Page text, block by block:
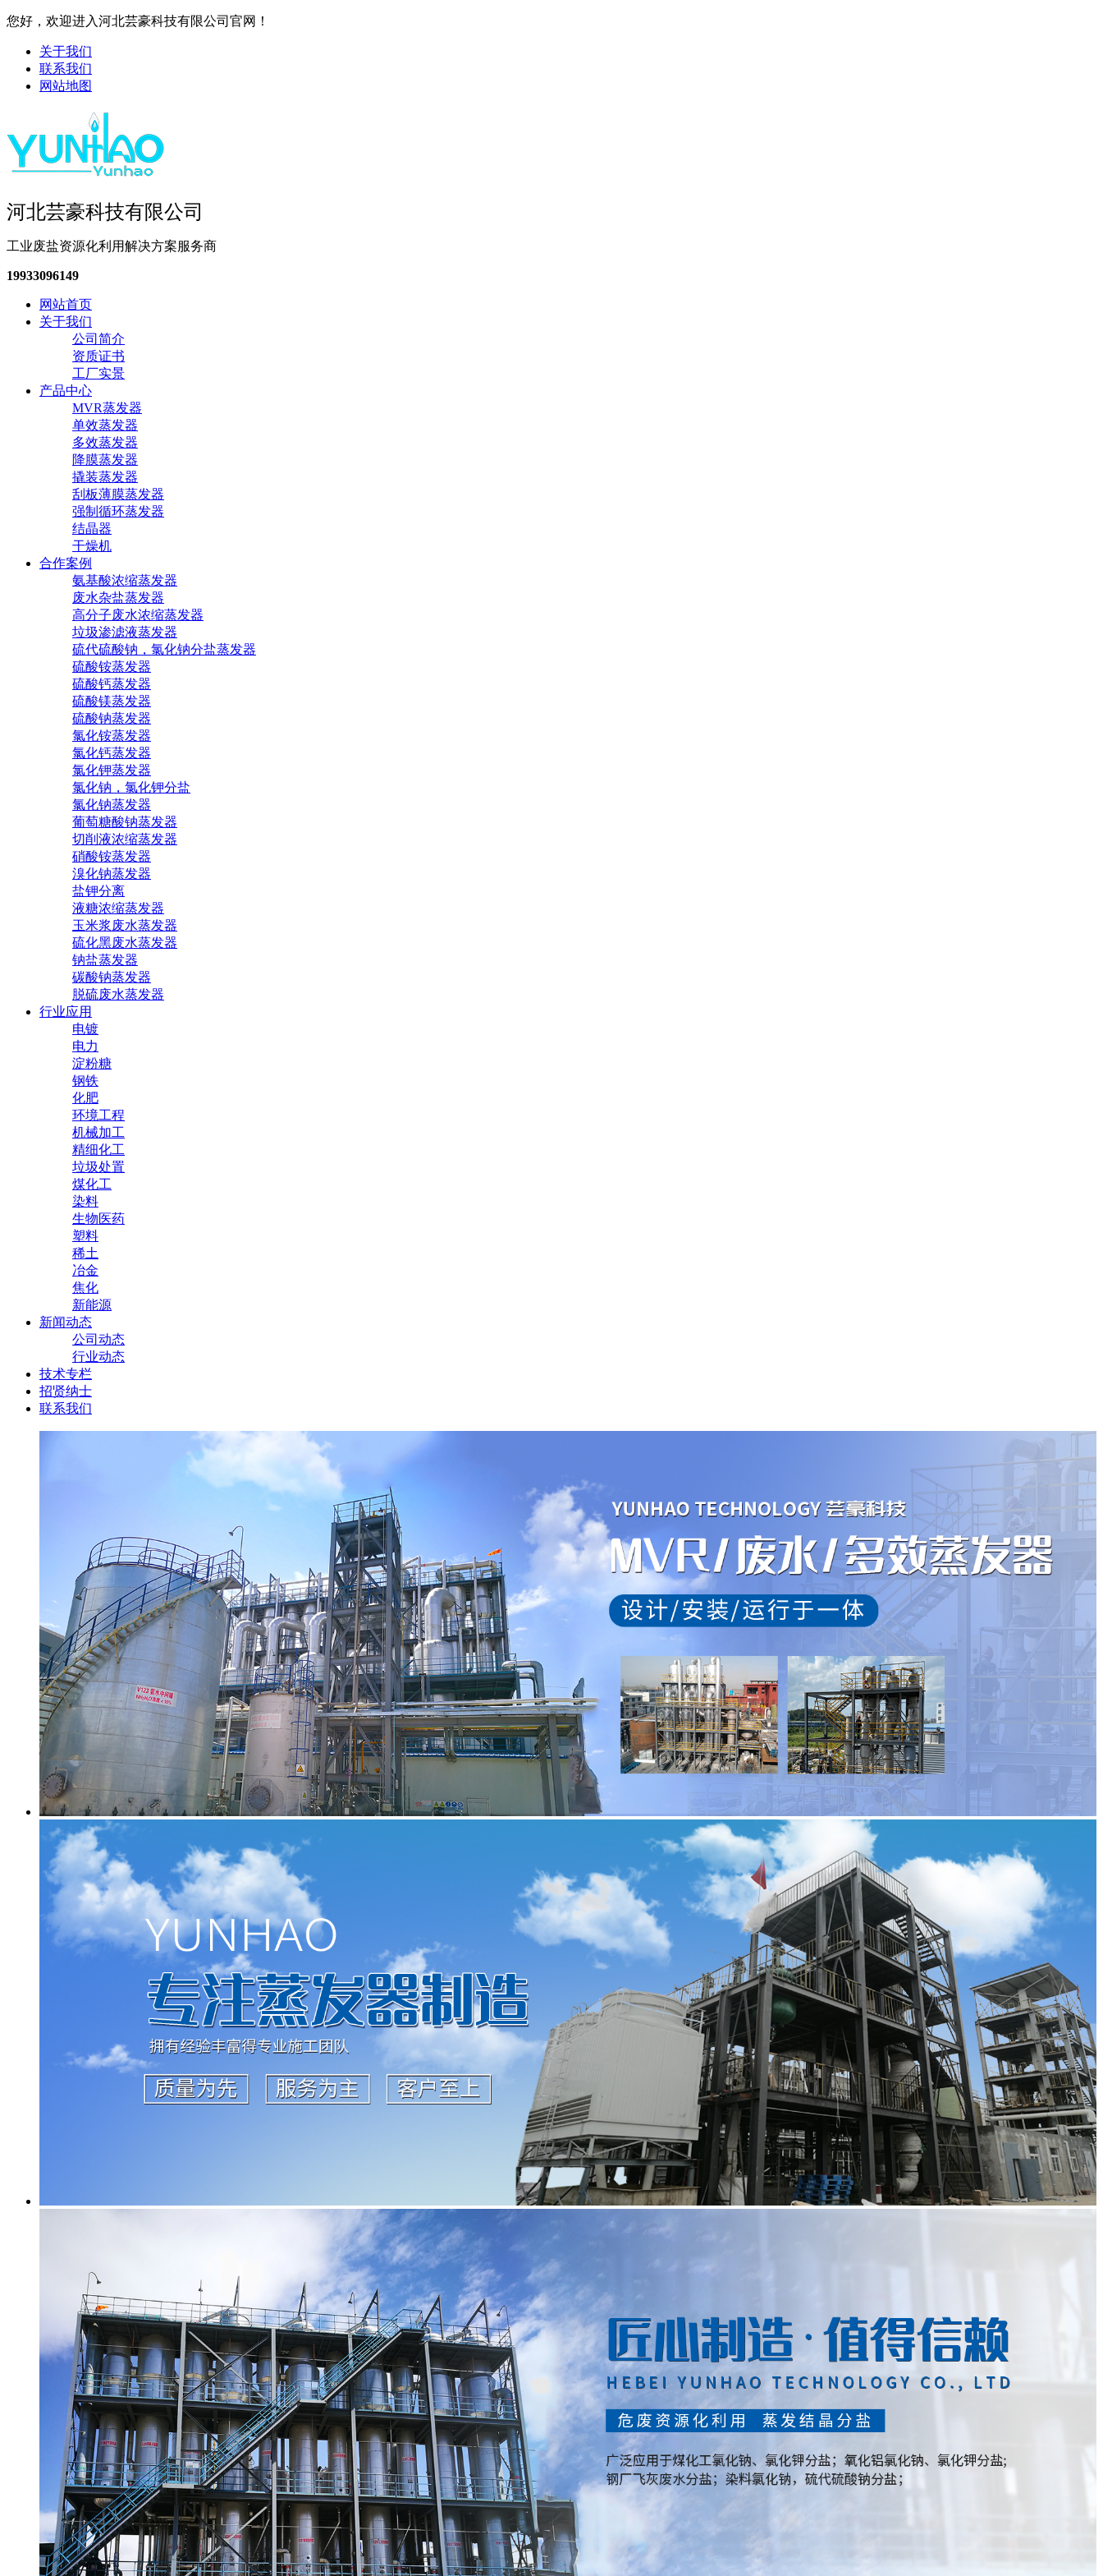
您好，欢迎进入河北芸豪科技有限公司官网！
关于我们
联系我们
网站地图
河北芸豪科技有限公司
工业废盐资源化利用解决方案服务商
19933096149
网站首页
关于我们
公司简介
资质证书
工厂实景
产品中心
MVR蒸发器
单效蒸发器
多效蒸发器
降膜蒸发器
撬装蒸发器
刮板薄膜蒸发器
强制循环蒸发器
结晶器
干燥机
合作案例
氨基酸浓缩蒸发器
废水杂盐蒸发器
高分子废水浓缩蒸发器
垃圾渗滤液蒸发器
硫代硫酸钠，氯化钠分盐蒸发器
硫酸铵蒸发器
硫酸钙蒸发器
硫酸镁蒸发器
硫酸钠蒸发器
氯化铵蒸发器
氯化钙蒸发器
氯化钾蒸发器
氯化钠，氯化钾分盐
氯化钠蒸发器
葡萄糖酸钠蒸发器
切削液浓缩蒸发器
硝酸铵蒸发器
溴化钠蒸发器
盐钾分离
液糖浓缩蒸发器
玉米浆废水蒸发器
硫化黑废水蒸发器
钠盐蒸发器
碳酸钠蒸发器
脱硫废水蒸发器
行业应用
电镀
电力
淀粉糖
钢铁
化肥
环境工程
机械加工
精细化工
垃圾处置
煤化工
染料
生物医药
塑料
稀土
冶金
焦化
新能源
新闻动态
公司动态
行业动态
技术专栏
招贤纳士
联系我们